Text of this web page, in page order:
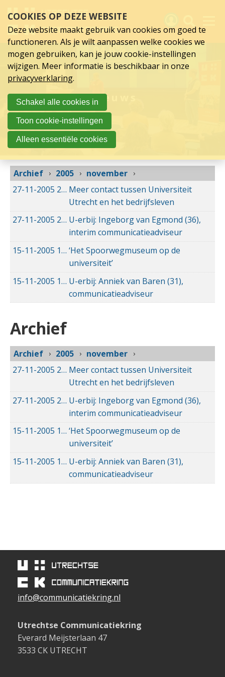
november
2005
links
over
Spring
hoofd
inhoud
Spring
naar
hoofdnavigatie
Nieuws
Archief 2005
november
27-11-2005 27-11-2005 00:00
Meer contact tussen Universiteit
Utrecht en het bedrijfsleven
27-11-2005 27-11-2005 00:00
U-erbij: Ingeborg van Egmond (36),
interim communicatieadviseur
15-11-2005 15-11-2005 00:00
‘Het Spoorwegmuseum op de
universiteit’
15-11-2005 15-11-2005 00:00
U-erbij: Anniek van Baren (31),
communicatieadviseur
Archief
Archief 2005
november
27-11-2005 27-11-2005 00:00
Meer contact tussen Universiteit
Utrecht en het bedrijfsleven
27-11-2005 27-11-2005 00:00
U-erbij: Ingeborg van Egmond (36),
interim communicatieadviseur
15-11-2005 15-11-2005 00:00
‘Het Spoorwegmuseum op de
universiteit’
15-11-2005 15-11-2005 00:00
U-erbij: Anniek van Baren (31),
communicatieadviseur
info@communicatiekring.nl
Utrechtse Communicatiekring
Everard Meijsterlaan 47
3533 CK UTRECHT
Activiteiten
Nieuws
Verslagen
Sluit je aan
Over UCK
COOKIES OP DEZE WEBSITE
Deze website maakt gebruik van cookies om goed te
functioneren. Als je wilt aanpassen welke cookies we
mogen gebruiken, kan je jouw cookie-instellingen
wijzigen. Meer informatie is beschikbaar in onze
privacyverklaring.
Schakel alle cookies in
Toon cookie-instellingen
Alleen essentiële cookies